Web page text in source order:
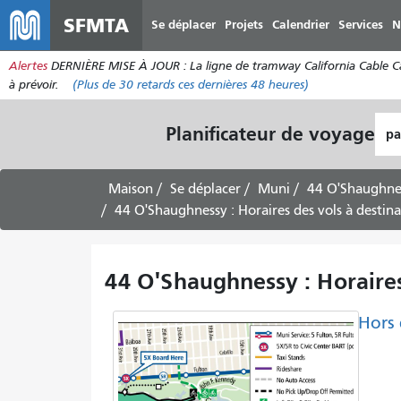
SFMTA Se déplacer Projets Calendrier Services
Alertes DERNIÈRE MISE À JOUR : La ligne de tramway California
à prévoir.
(Plus de 30 retards ces dernières 48 heures)
Planificateur de voyage de
Maison
Se déplacer Muni
44
44 O'Shaughnessy : Horaires des vols à
44 O'Shaughnessy :
Hors